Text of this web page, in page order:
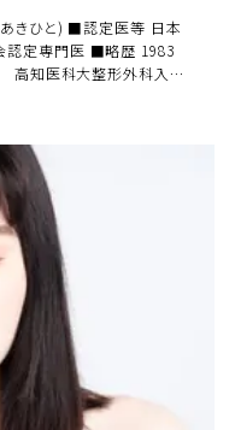
きひと) ■認定医等 日本
認定専門医 ■略歴 1983
知医科大整形外科入局